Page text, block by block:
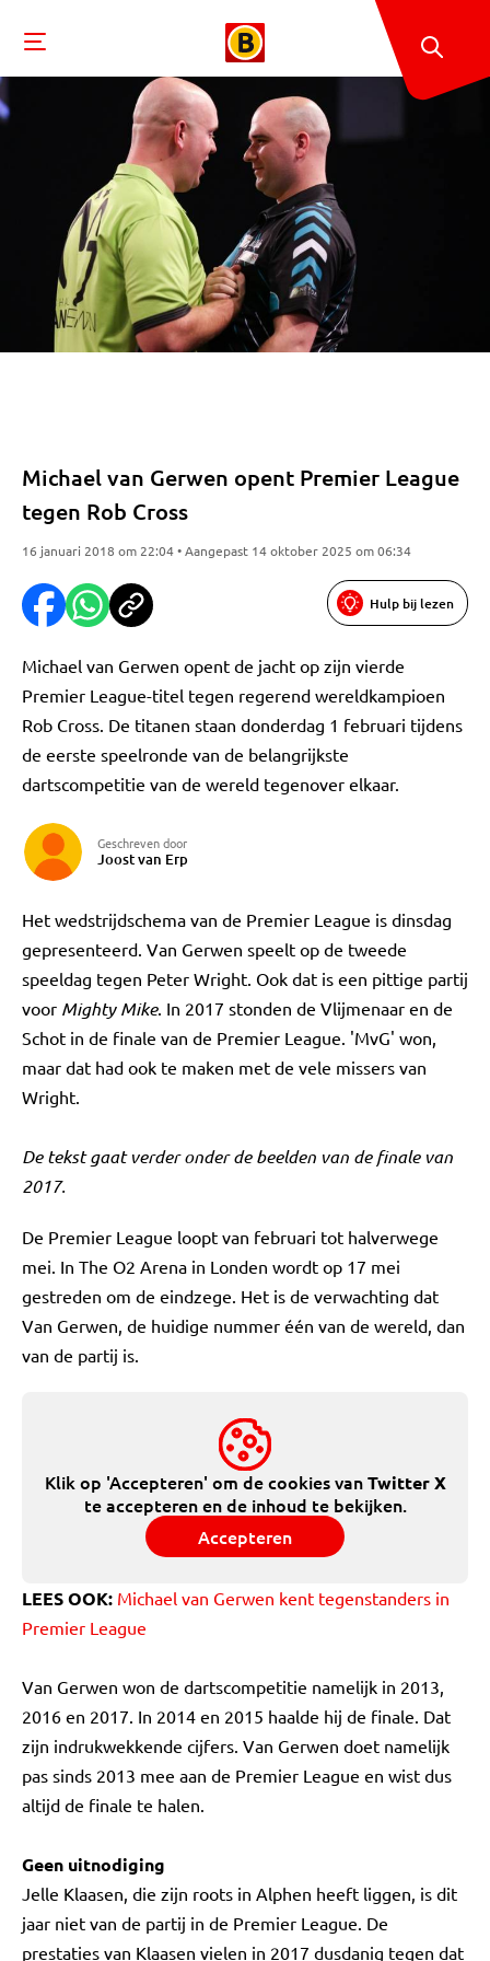
Michael van Gerwen opent Premier League
tegen Rob Cross
16 januari 2018 om 22:04 • Aangepast 14 oktober 2025 om 06:34
Hulp bij lezen
Michael van Gerwen opent de jacht op zijn vierde
Premier League-titel tegen regerend wereldkampioen
Rob Cross. De titanen staan donderdag 1 februari tijdens
de eerste speelronde van de belangrijkste
dartscompetitie van de wereld tegenover elkaar.
Geschreven door
Joost van Erp
Het wedstrijdschema van de Premier League is dinsdag
gepresenteerd. Van Gerwen speelt op de tweede
speeldag tegen Peter Wright. Ook dat is een pittige partij
voor Mighty Mike. In 2017 stonden de Vlijmenaar en de
Schot in de finale van de Premier League. 'MvG' won,
maar dat had ook te maken met de vele missers van
Wright.
De tekst gaat verder onder de beelden van de finale van
2017.
De Premier League loopt van februari tot halverwege
mei. In The O2 Arena in Londen wordt op 17 mei
gestreden om de eindzege. Het is de verwachting dat
Van Gerwen, de huidige nummer één van de wereld, dan
van de partij is.
Klik op 'Accepteren' om de cookies vanTwitter X
te accepteren en de inhoud te bekijken.
Accepteren
LEES OOK: Michael van Gerwen kent tegenstanders in
Premier League
Van Gerwen won de dartscompetitie namelijk in 2013,
2016 en 2017. In 2014 en 2015 haalde hij de finale. Dat
zijn indrukwekkende cijfers. Van Gerwen doet namelijk
pas sinds 2013 mee aan de Premier League en wist dus
altijd de finale te halen.
Geen uitnodiging
Jelle Klaasen, die zijn roots in Alphen heeft liggen, is dit
jaar niet van de partij in de Premier League. De
prestaties van Klaasen vielen in 2017 dusdanig tegen dat